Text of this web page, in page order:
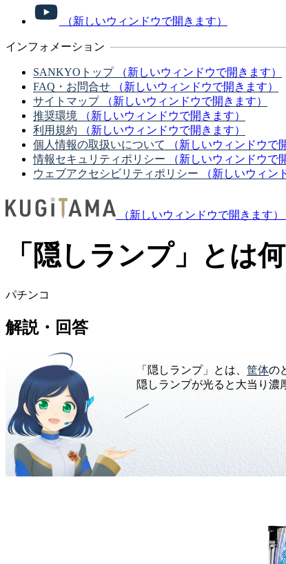
（新しいウィンドウで開きます）
インフォメーション
SANKYOトップ
（新しいウィンドウで開きます）
FAQ・お問合せ
（新しいウィンドウで開きます）
サイトマップ
（新しいウィンドウで開きます）
推奨環境
（新しいウィンドウで開きます）
利用規約
（新しいウィンドウで開きます）
個人情報の取扱いについて
（新しいウィンドウで
情報セキュリティポリシー
（新しいウィンドウで
ウェブアクセシビリティポリシー
（新しいウィン
（新しいウィンドウで開きます）
「隠しランプ」とは
パチンコ
解説・回答
「隠しランプ」とは、 筐体の
隠しランプが光ると大当り濃